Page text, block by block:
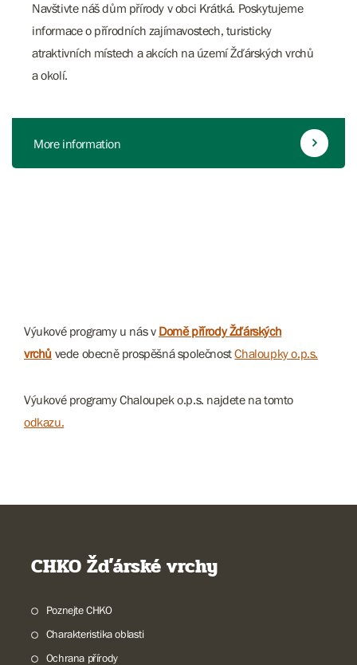
Navštivte náš dům přírody v obci Krátká. Poskytujeme
informace o přírodních zajímavostech, turisticky
atraktivních místech a akcích na území Žďárských vrchů
a okolí.
More information
Výukové programy u nás v Domě přírody Žďárských
vrchů vede obecně prospěšná společnostChaloupky o.p.s.
Výukové programy Chaloupek o.p.s. najdete na tomto
odkazu.
CHKO Žďárské vrchy
Poznejte CHKO
Charakteristika oblasti
Ochrana přírody